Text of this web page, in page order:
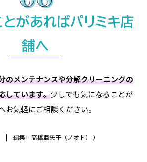
があればパリミキ店
舗へ
のメンテナンスや分解クリーニングの
しています。少しでも気になることが
お気軽にご相談ください。
編集＝高橋亜矢子（ノオト）